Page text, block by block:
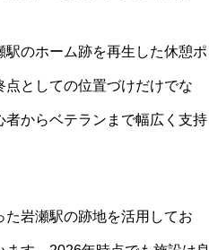
のホーム跡を再生した休憩ポ
としての位置づけだけでな
者からベテランまで幅広く支持
岩瀬駅の跡地を活用してお